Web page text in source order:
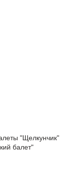
"Щелкунчик"
балет"